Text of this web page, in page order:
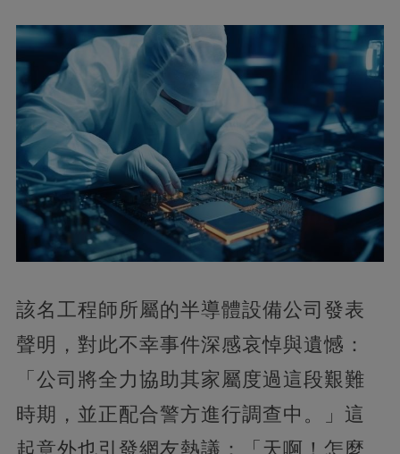
該名工程師所屬的半導體設備公司發表
聲明，對此不幸事件深感哀悼與遺憾：
「公司將全力協助其家屬度過這段艱難
時期，並正配合警方進行調查中。」這
起意外也引發網友熱議：「天啊！怎麼